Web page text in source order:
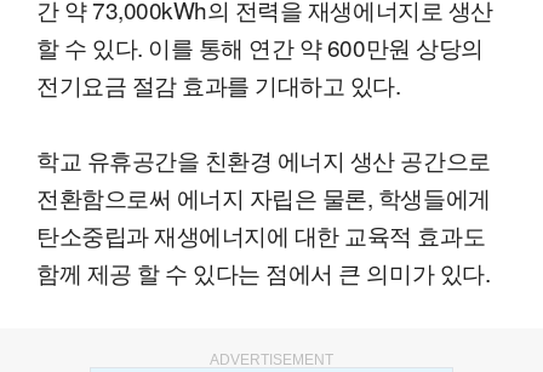
간 약 73,000kWh의 전력을 재생에너지로 생산
할 수 있다. 이를 통해 연간 약 600만원 상당의
전기요금 절감 효과를 기대하고 있다.
학교 유휴공간을 친환경 에너지 생산 공간으로
전환함으로써 에너지 자립은 물론, 학생들에게
탄소중립과 재생에너지에 대한 교육적 효과도
함께 제공 할 수 있다는 점에서 큰 의미가 있다.
ADVERTISEMENT